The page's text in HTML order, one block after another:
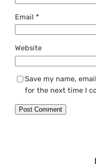
Email*
Website
Save my name,
for the next time I